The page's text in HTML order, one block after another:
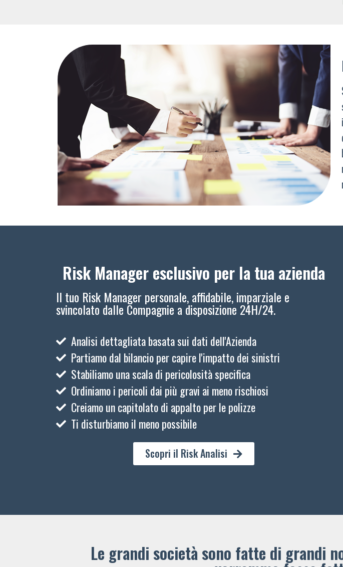
Risk Manager esclusivo per la tua azienda
Il tuo Risk Manager personale, affidabile, imparziale e
svincolato dalle Compagnie a disposizione 24H/24.
Analisi dettagliata basata sui dati dell'Azienda
Partiamo dal bilancio per capire l'impatto dei sinistri
Stabiliamo una scala di pericolosità specifica
Ordiniamo i pericoli dai più gravi ai meno rischiosi
Creiamo un capitolato di appalto per le polizze
Ti disturbiamo il meno possibile
Scopri il Risk Analisi
Le grandi società sono fatte di grandi